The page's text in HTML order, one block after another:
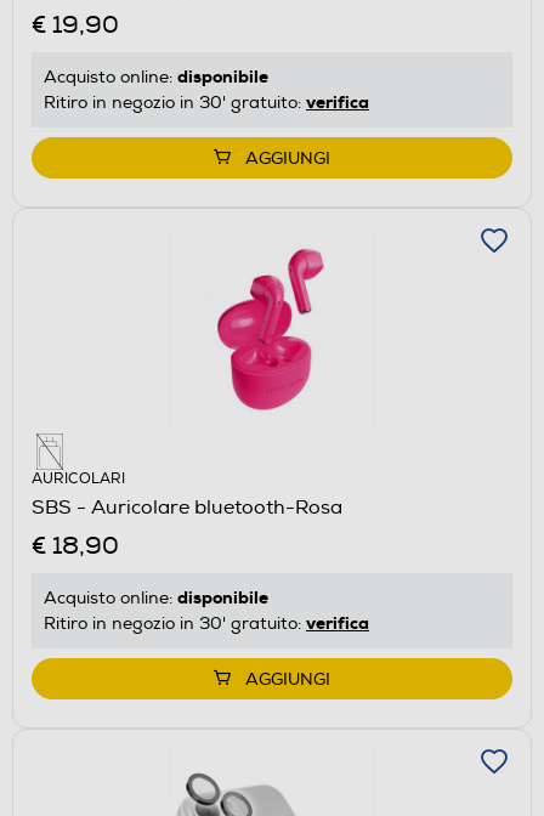
€ 19,90
Acquisto online: disponibile
Ritiro in negozio in 30' gratuito: verifica
AGGIUNGI
AURICOLARI
SBS - Auricolare bluetooth-Rosa
€ 18,90
Acquisto online: disponibile
Ritiro in negozio in 30' gratuito: verifica
AGGIUNGI